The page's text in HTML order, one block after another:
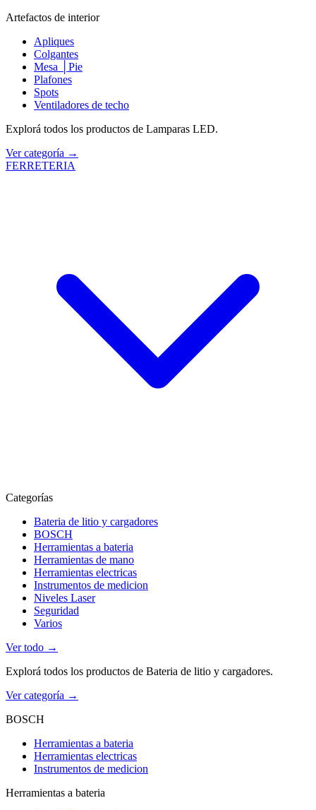
Artefactos de interior
Apliques
Colgantes
Mesa │Pie
Plafones
Spots
Ventiladores de techo
Explorá todos los productos de Lamparas LED.
Ver categoría →
FERRETERIA
Categorías
Bateria de litio y cargadores
BOSCH
Herramientas a bateria
Herramientas de mano
Herramientas electricas
Instrumentos de medicion
Niveles Laser
Seguridad
Varios
Ver todo →
Explorá todos los productos de Bateria de litio y cargadores.
Ver categoría →
BOSCH
Herramientas a bateria
Herramientas electricas
Instrumentos de medicion
Herramientas a bateria